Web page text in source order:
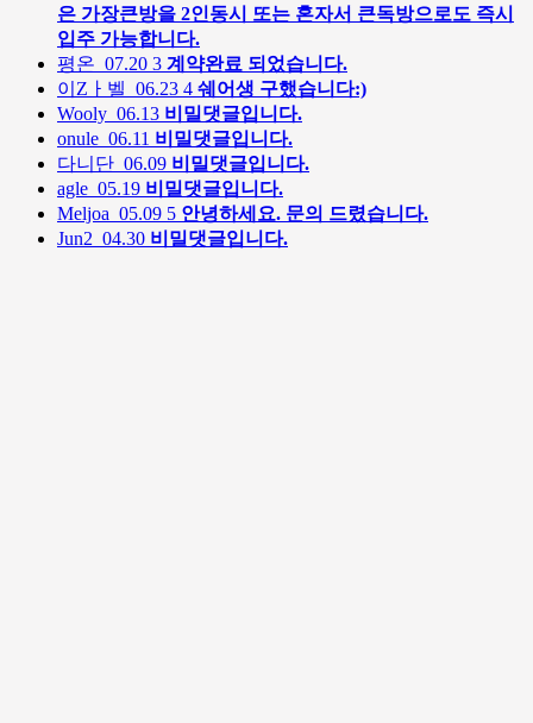
은 가장큰방을 2인동시 또는 혼자서 큰독방으로도 즉시
입주 가능합니다.
평온 07.20 3 계약완료 되었습니다.
이Zㅏ벨 06.23 4 쉐어생 구했습니다:)
Wooly 06.13 비밀댓글입니다.
onule 06.11 비밀댓글입니다.
다니단 06.09 비밀댓글입니다.
agle 05.19 비밀댓글입니다.
Meljoa 05.09 5 안녕하세요. 문의 드렸습니다.
Jun2 04.30 비밀댓글입니다.